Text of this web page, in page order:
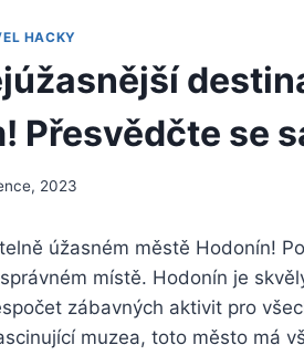
HACKY
Přesvědčte se
2023
úžasném městě Hodonín!
místě. Hodonín je
zábavných aktivit pro
muzea, toto město má